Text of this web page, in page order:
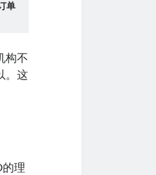
单
构不
。这
的理